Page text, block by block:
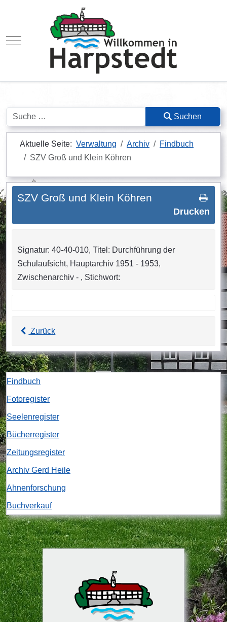
Mobile Menu Toggle
Suchen Suchen
Aktuelle Seite: Verwaltung Archiv
Findbuch
SZV Groß und Klein Köhren
Drucken
SZV Groß und Klein Köhren
Signatur: 40-40-010, Titel: Durchführung der
Schulaufsicht, Hauptarchiv 1951 - 1953,
Zwischenarchiv - , Stichwort:
Zurück
Findbuch
Fotoregister
Seelenregister
Bücherregister
Zeitungsregister
Archiv Gerd Heile
Ahnenforschung
Buchverkauf